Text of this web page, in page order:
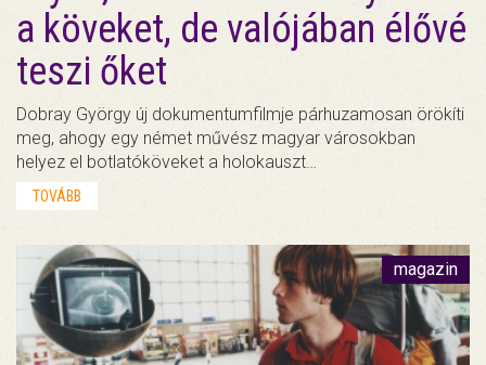
a köveket, de valójában élővé
teszi őket
Dobray György új dokumentumfilmje párhuzamosan örökíti
meg, ahogy egy német művész magyar városokban
helyez el botlatóköveket a holokauszt…
TOVÁBB
magazin